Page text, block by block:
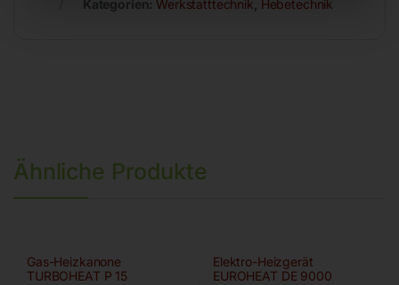
Kategorien: Werkstatttechnik Hebetechnik
Ähnliche Produkte
Gas-Heizkanone
TURBOHEAT P 15
Elektro-Heizgerät
EUROHEAT DE 9000